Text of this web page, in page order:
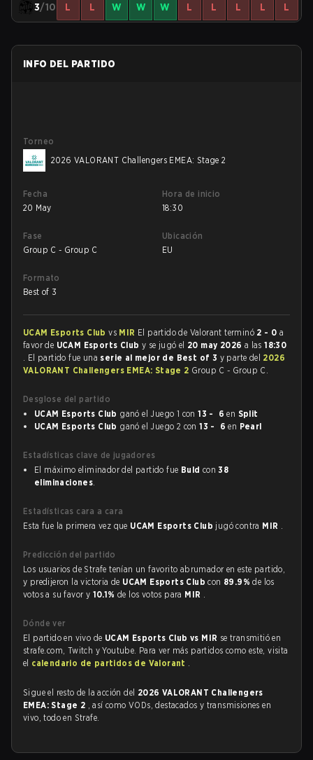
3/10 L L W W W L L L L L
INFO DEL PARTIDO
Torneo
2026 VALORANT Challengers EMEA: Stage 2
Fecha
20 May
Hora de inicio
18:30
Fase
Group C - Group C
Ubicación
EU
Formato
Best of 3
UCAM Esports Clubvs MIR El partido de Valorant terminó 2 - 0 a
favor de UCAM Esports Club y se jugó el 20 may 2026 a las18:30
. El partido fue una serie al mejor de Best of 3 y parte del 2026
VALORANT Challengers EMEA: Stage 2 Group C - Group C.
Desglose del partido
UCAM Esports Club ganó el Juego 1 con13 - 6 en Split
UCAM Esports Club ganó el Juego 2 con13 - 6 en Pearl
Estadísticas clave de jugadores
El máximo eliminador del partido fue Buld con38
eliminaciones.
Estadísticas cara a cara
Esta fue la primera vez que UCAM Esports Club jugó contra MIR .
Predicción del partido
Los usuarios de Strafe tenían un favorito abrumador en este partido,
y predijeron la victoria de UCAM Esports Clubcon 89.9%de los
votos a su favor y 10.1%de los votos para MIR .
Dónde ver
El partido en vivo de UCAM Esports Club vs MIR se transmitió en
strafe.com, Twitch y Youtube. Para ver más partidos como este, visita
el calendario de partidos de Valorant .
Sigue el resto de la acción del 2026 VALORANT Challengers
EMEA: Stage 2 , así como VODs, destacados y transmisiones en
vivo, todo en Strafe.